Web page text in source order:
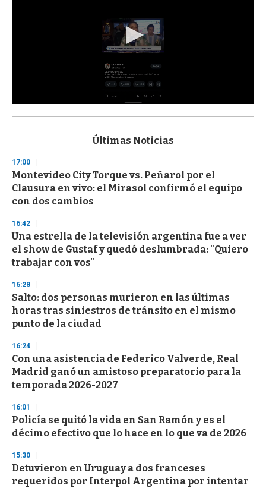
s
d
s
o
f
3
s
e
c
o
n
Últimas Noticias
17:00
Montevideo City Torque vs. Peñarol por el
Clausura en vivo: el Mirasol confirmó el equipo
con dos cambios
16:42
Una estrella de la televisión argentina fue a ver
el show de Gustaf y quedó deslumbrada: "Quiero
trabajar con vos"
16:28
Salto: dos personas murieron en las últimas
horas tras siniestros de tránsito en el mismo
punto de la ciudad
16:24
Con una asistencia de Federico Valverde, Real
Madrid ganó un amistoso preparatorio para la
temporada 2026-2027
16:01
Policía se quitó la vida en San Ramón y es el
décimo efectivo que lo hace en lo que va de 2026
15:30
Detuvieron en Uruguay a dos franceses
requeridos por Interpol Argentina por intentar